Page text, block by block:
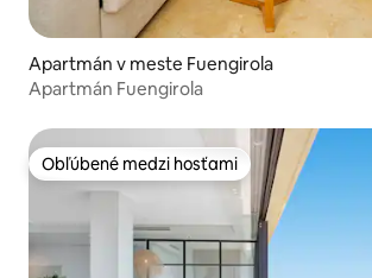
Apartmán v meste Fuengirola
Apartmán Fuengirola
Obľúbené medzi hosťami
Obľúbené medzi hosťami